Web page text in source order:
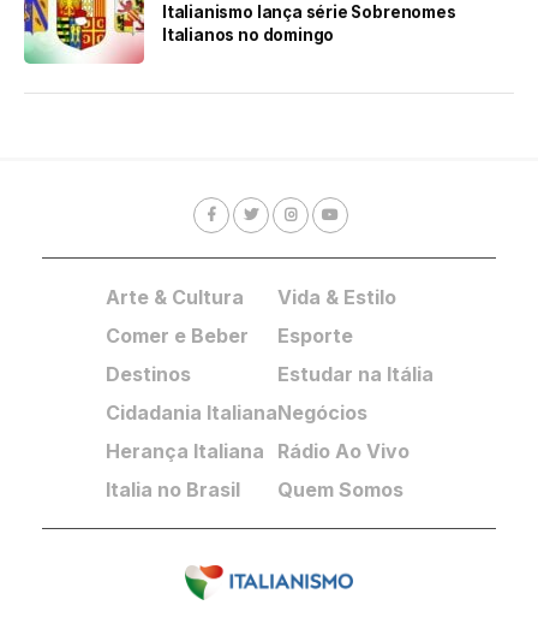
Italianismo lança série Sobrenomes
Italianos no domingo
Arte & Cultura
Comer e Beber
Destinos
Cidadania Italiana
Herança Italiana
Italia no Brasil
Vida & Estilo
Esporte
Estudar na Itália
Negócios
Rádio Ao Vivo
Quem Somos